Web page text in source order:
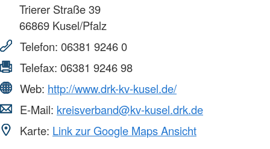
Trierer Straße 39
66869 Kusel/Pfalz
Telefon: 06381 9246 0
Telefax: 06381 9246 98
Web: http://www.drk-kv-kusel.de/
E-Mail: kreisverband@kv-kusel.drk.de
Karte: Link zur Google Maps Ansicht